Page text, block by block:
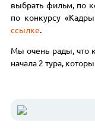
выбрать фильм, по
по конкурсу
ссылке.
Мы очень рады, что
начала 2 тура,